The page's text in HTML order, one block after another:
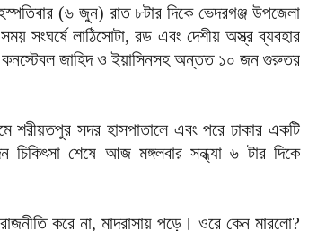
(৬ জুন) রাত ৮টার দিকে ভেদরগঞ্জ উপজেলা
সংঘর্ষে লাঠিসোটা, রড এবং দেশীয় অস্ত্র ব্যবহার
কনস্টেবল জাহিদ ও ইয়াসিনসহ অন্তত ১০ জন গুরুতর
সদর হাসপাতালে এবং পরে ঢাকার একটি
শেষে আজ মঙ্গলবার সন্ধ্যা ৬ টার দিকে
করে না, মাদরাসায় পড়ে। ওরে কেন মারলো?